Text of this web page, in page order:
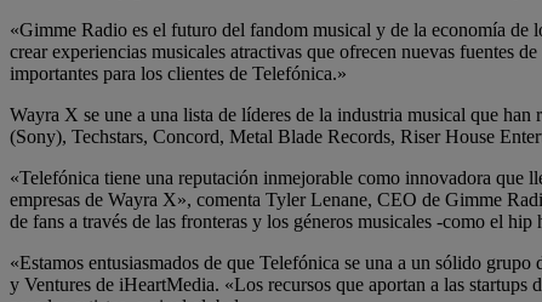
«Gimme Radio es el futuro del fandom musical y de la economía
crear experiencias musicales atractivas que ofrecen nuevas fuentes
importantes para los clientes de Telefónica.»
Wayra X se une a una lista de líderes de la industria musical que
(Sony), Techstars, Concord, Metal Blade Records, Riser House
«Telefónica tiene una reputación inmejorable como innovadora que
empresas de Wayra X», comenta Tyler Lenane, CEO de Gimme
de fans a través de las fronteras y los géneros musicales -como el
«Estamos entusiasmados de que Telefónica se una a un sólido
y Ventures de iHeartMedia. «Los recursos que aportan a las startups